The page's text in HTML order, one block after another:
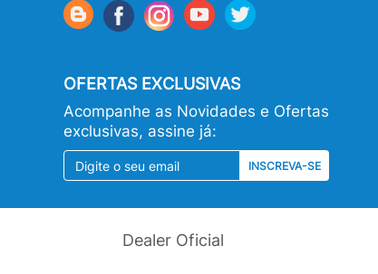
OFERTAS EXCLUSIVAS
Acompanhe as Novidades e Ofertas
exclusivas, assine já:
INSCREVA-SE
Dealer Oficial